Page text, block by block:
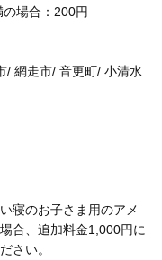
場合：200円
/ 網走市/ 音更町/ 小清水
寝のお子さま用のアメ
合、追加料金1,000円に
さい。